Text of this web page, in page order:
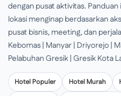
dengan pusat aktivitas.
lokasi menginap berdasarkan
pusat bisnis, meeting, dan
Kebomas | Manyar | Driyorejo |
Pelabuhan Gresik | Gresik Kota
Hotel Populer Hotel Murah